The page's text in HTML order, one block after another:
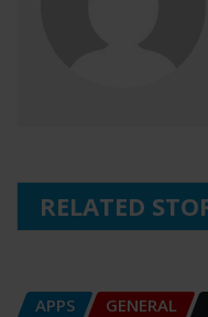
RELATED
APPS GENERAL